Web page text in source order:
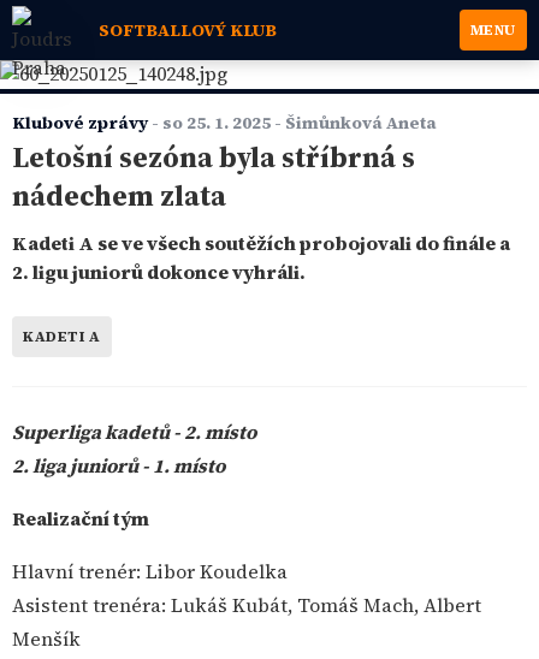
SOFTBALLOVÝ KLUB MENU
Klubové zprávy- so 25. 1. 2025 - Šimůnková Aneta
Letošní sezóna byla stříbrná s
nádechem zlata
Kadeti A se ve všech soutěžích probojovali do finále a
2. ligu juniorů dokonce vyhráli.
KADETI A
Superliga kadetů - 2. místo
2. liga juniorů - 1. místo
Realizační tým
Hlavní trenér: Libor Koudelka
Asistent trenéra: Lukáš Kubát, Tomáš Mach, Albert
Menšík